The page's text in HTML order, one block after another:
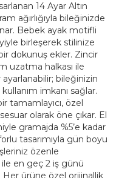
14 Ayar Altın
ağırlığıyla bileğinizde
Bebek ayak motifli
birleşerek stilinize
dokunuş ekler. Zincir
uzatma halkası ile
bileğinizin
imkanı sağlar.
tamamlayıcı, özel
olarak öne çıkar. El
gramajda %5’e kadar
tasarımıyla gün boyu
özenle
ile en geç 2 iş günü